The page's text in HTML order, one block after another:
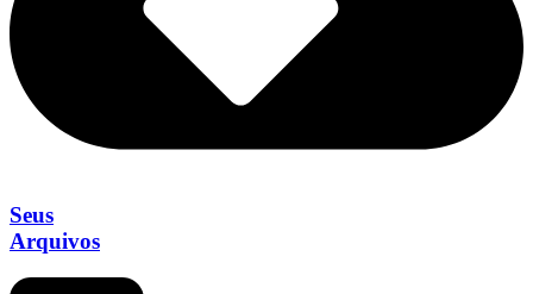
Seus
Arquivos